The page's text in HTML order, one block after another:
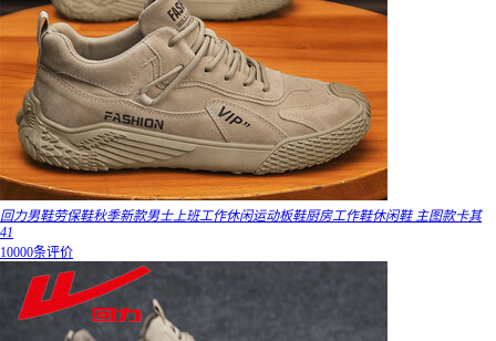
回力男鞋劳保鞋秋季新款男士上班工作休闲运动板鞋厨房工作鞋休闲鞋 主图款卡其
41
10000条评价